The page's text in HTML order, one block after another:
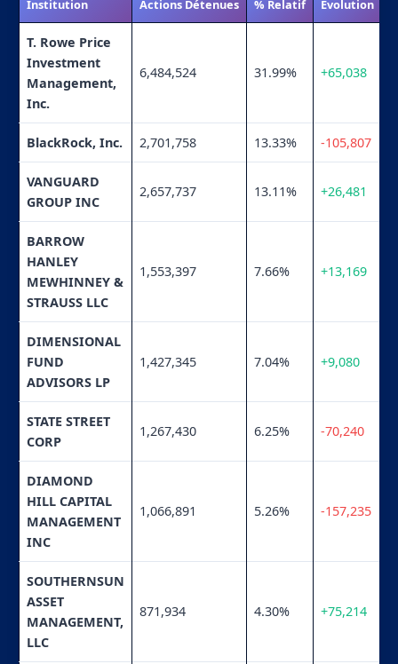
Institution Actions Détenues % Relatif Évolution
T. Rowe Price
Investment
Management,
Inc.
6,484,524 31.99% +65,038
BlackRock, Inc. 2,701,758 13.33% -105,807
VANGUARD
GROUP INC
2,657,737 13.11% +26,481
BARROW
HANLEY
MEWHINNEY &
STRAUSS LLC
1,553,397 7.66% +13,169
DIMENSIONAL
FUND
ADVISORS LP
1,427,345 7.04% +9,080
STATE STREET
CORP
1,267,430 6.25% -70,240
DIAMOND
HILL CAPITAL
MANAGEMENT
INC
1,066,891 5.26% -157,235
SOUTHERNSUN
ASSET
MANAGEMENT,
LLC
871,934 4.30% +75,214